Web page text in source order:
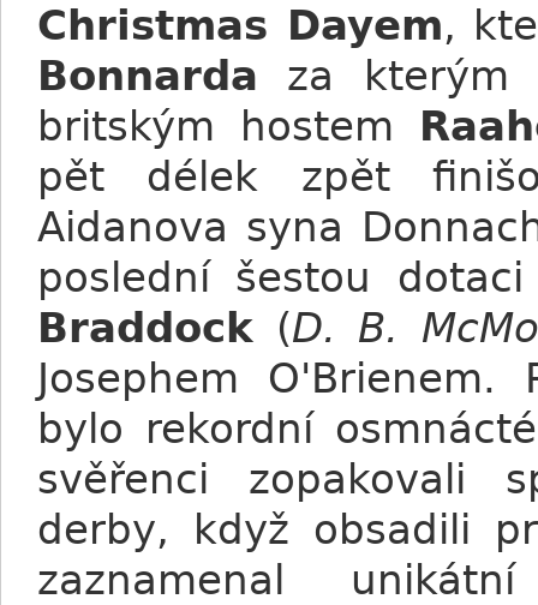
Christmas Dayem,
Bonnarda za kterým
britským hostem
pět délek zpět
Aidanova syna
poslední šestou
Braddock (D. B.
Josephem
bylo rekordní
svěřenci zopakovali
derby, když obsadili
zaznamenal